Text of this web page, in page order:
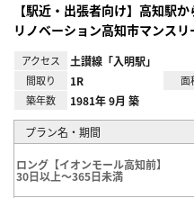
【駅近・出張者向け】高知駅
リノベーション高知市マンスリ
アクセス 土讃線「入明駅」
間取り 1R 面
築年数 1981年 9月 築
プラン名・期間
ロング【イオンモール高知前】
30日以上～365日未満